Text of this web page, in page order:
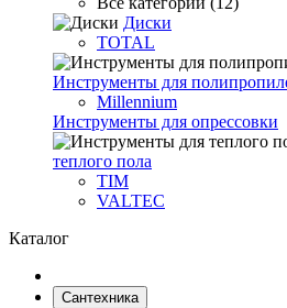
Диски
TOTAL
Инструменты для
Millennium
Инструменты для опрессовки
теплого пола
TIM
VALTEC
Каталог
Сантехника